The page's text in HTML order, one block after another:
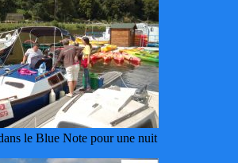
le Blue Note pour une nuit